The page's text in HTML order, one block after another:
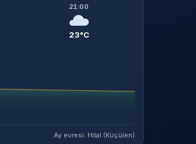
21:00
23°C
Ay evresi: Hilal (Küçülen)